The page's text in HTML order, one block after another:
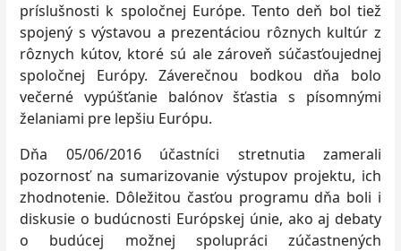
príslušnosti k spoločnej Európe. Tento deň bol tiež
spojený s výstavou a prezentáciou rôznych kultúr z
rôznych kútov, ktoré sú ale zároveň súčasťoujednej
spoločnej Európy. Záverečnou bodkou dňa bolo
večerné vypúšťanie balónov šťastia s písomnými
želaniami pre lepšiu Európu.
Dňa 05/06/2016 účastníci stretnutia zamerali
pozornosť na sumarizovanie výstupov projektu, ich
zhodnotenie. Dôležitou časťou programu dňa boli i
diskusie o budúcnosti Európskej únie, ako aj debaty
o budúcej možnej spolupráci zúčastnených